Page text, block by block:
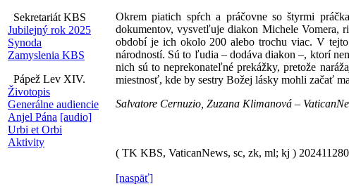
Sekretariát KBS
Jubilejný rok 2025
Synoda
Zamyslenia KBS
Pápež Lev XIV.
Životopis
Generálne audiencie
Anjel Pána [audio]
Urbi et Orbi
Aktivity
Okrem piatich spŕch a práčovne so štyrmi
dokumentov, vysvetľuje diakon Michele Vomera,
období je ich okolo 200 alebo trochu viac. V tejto
národností. Sú to ľudia – dodáva diakon –, ktorí
nich sú to neprekonateľné prekážky, pretože
miestnosť, kde by sestry Božej lásky mohli začať
Salvatore Cernuzio, Zuzana Klimanová –
( TK KBS, VaticanNews, sc, zk, ml; kj )
[naspäť]